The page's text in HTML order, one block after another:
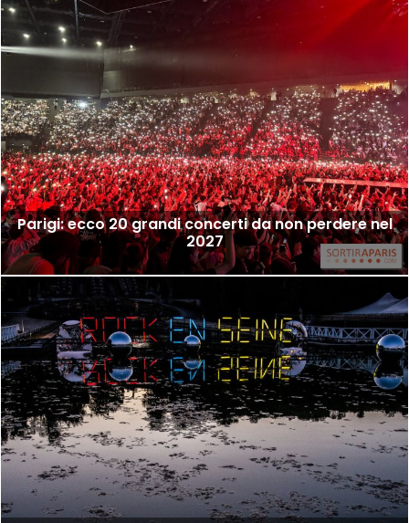
Parigi: ecco 20 grandi concerti da non perdere nel
2027